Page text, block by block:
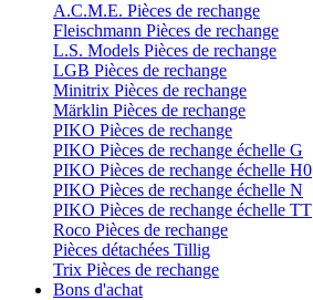
A.C.M.E. Pièces de rechange
Fleischmann Pièces de rechange
L.S. Models Pièces de rechange
LGB Pièces de rechange
Minitrix Pièces de rechange
Märklin Pièces de rechange
PIKO Pièces de rechange
PIKO Pièces de rechange échelle G
PIKO Pièces de rechange échelle H0
PIKO Pièces de rechange échelle N
PIKO Pièces de rechange échelle TT
Roco Pièces de rechange
Pièces détachées Tillig
Trix Pièces de rechange
Bons d'achat